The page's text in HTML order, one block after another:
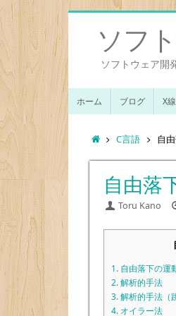
ソフ
ソフトウェア開
ホーム ブログ X
C言語 自
自由落
Toru Kano
1. 自由落下の運
2. 解析的手法
3. 解析的手法（
4. オイラー法